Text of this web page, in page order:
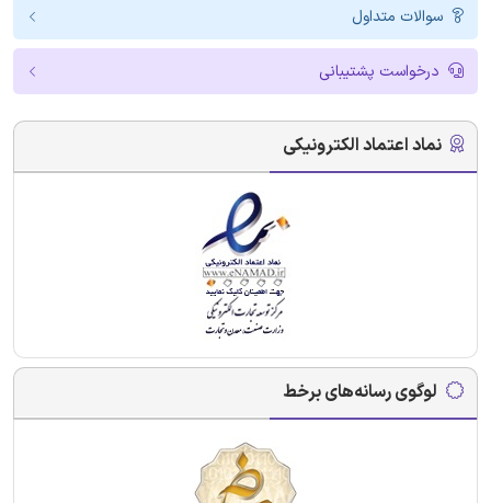
سوالات متداول
درخواست پشتیبانی
نماد اعتماد الکترونیکی
لوگوی رسانه‌های برخط